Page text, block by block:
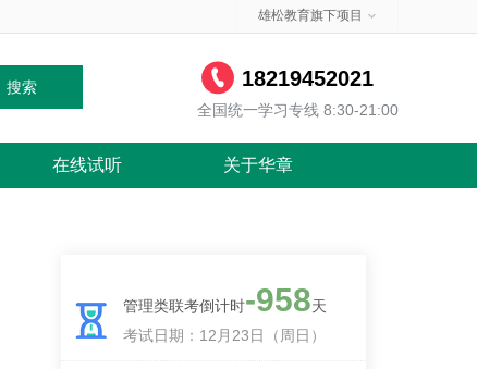
雄松教育旗下项目
搜索 18219452021
全国统一学习专线 8:30-21:00
在线试听 关于华章
管理类联考倒计时-958天
考试日期：12月23日（周日）